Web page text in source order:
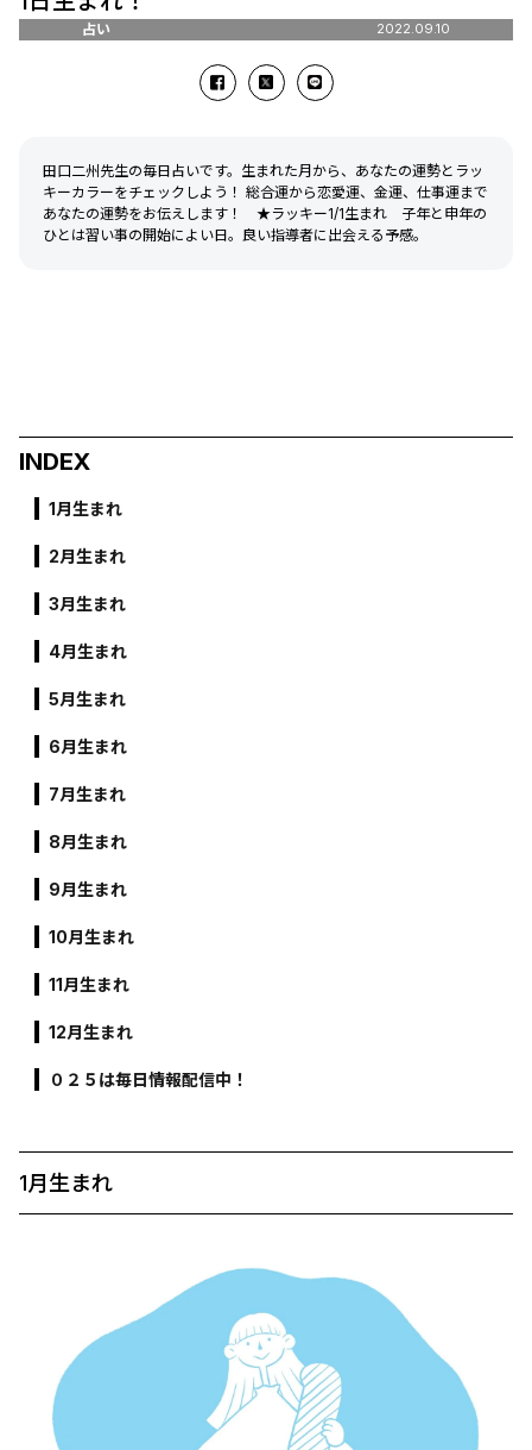
占い 2022.09.10
田口二州先生の毎日占いです。生まれた月から、あなたの運勢とラッ
キーカラーをチェックしよう！ 総合運から恋愛運、金運、仕事運まで
あなたの運勢をお伝えします！ ★ラッキー1/1生まれ 子年と申年の
ひとは習い事の開始によい日。良い指導者に出会える予感。
INDEX
1月生まれ
2月生まれ
3月生まれ
4月生まれ
5月生まれ
6月生まれ
7月生まれ
8月生まれ
9月生まれ
10月生まれ
11月生まれ
12月生まれ
０２５は毎日情報配信中！
1月生まれ